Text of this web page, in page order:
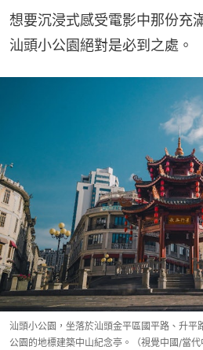
想要沉浸式感受電影中那份充
汕頭小公園絕對是必到之處。
汕頭小公園，坐落於汕頭金平區國平路、升平
公園的地標建築中山紀念亭。（視覺中國/當代